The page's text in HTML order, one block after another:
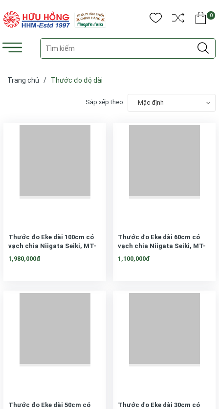
0
Trang chủ / Thước đo độ dài
Sắp xếp theo: Mặc định
Thước đo Eke dài 100cm có
vạch chia Niigata Seiki, MT-
100KD
1,980,000đ
Thước đo Eke dài 60cm có
vạch chia Niigata Seiki, MT-
60KD
1,100,000đ
Thước đo Eke dài 50cm có
Thước đo Eke dài 30cm có